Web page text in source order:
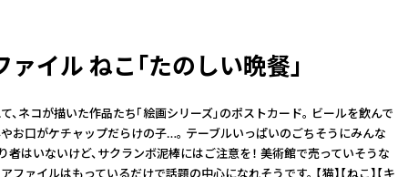
ァイル ねこ「たのしい晩餐」
、ネコが描いた作品たち「絵画シリーズ」のポストカード。 ビールを飲んで
お口がケチャップだらけの子…。 テーブルいっぱいのごちそうにみんな
者はいないけど、サクランボ泥棒にはご注意を！ 美術館で売っていそうな
ファイルはもっているだけで話題の中心になれそうです。 【猫】【ねこ】【キ